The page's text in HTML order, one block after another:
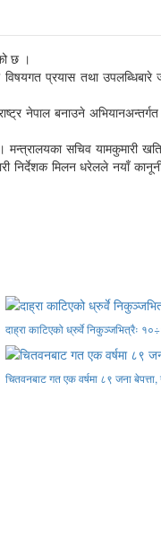
छ ।
प्रयास तथा उपलब्धिबारे
नेपाल बनाउने
सचिव यामकुमारी
निर्देशक मिलन धरेलले नयाँ
दाह्रा काटिएको ध्रुर्वे निकुञ्जभित्रैः
चितवनबाट गत एक वर्षमा ८९ जना बेपत्ता,